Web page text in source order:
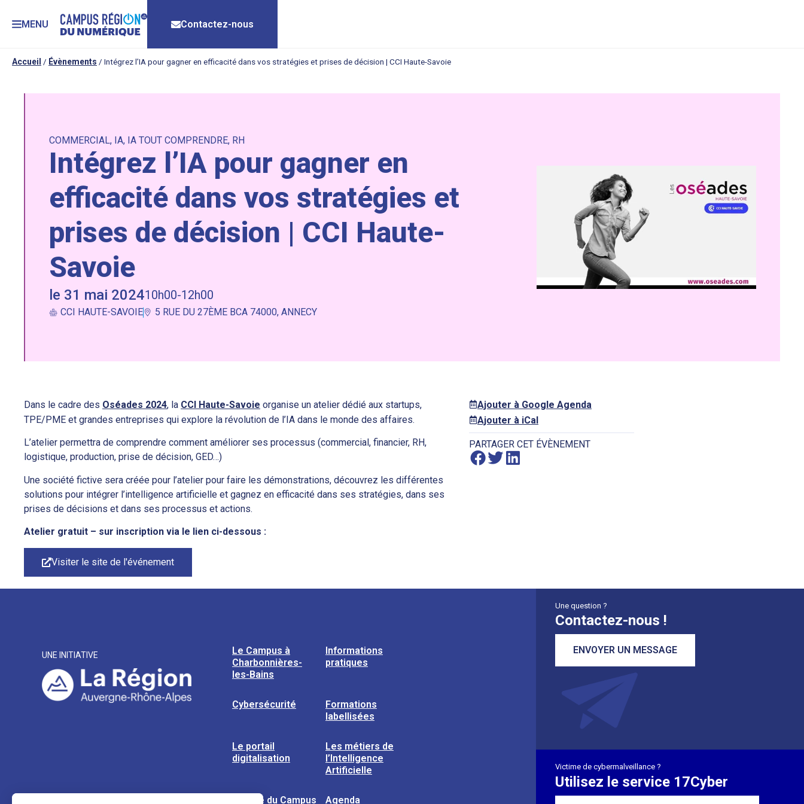
MENU Contactez-nous
Accueil / Évènements / Intégrez l’IA pour gagner en efficacité dans vos stratégies et prises de décision | CCI Haute-Savoie
COMMERCIAL, IA, IA TOUT COMPRENDRE, RH
Intégrez l’IA pour gagner en
efficacité dans vos stratégies et
prises de décision | CCI Haute-
Savoie
le 31 mai 202410h00-12h00
CCI HAUTE-SAVOIE 5 RUE DU 27ÈME BCA 74000, ANNECY
Dans le cadre des Oséades 2024, la CCI Haute-Savoie organise un atelier dédié aux startups,
TPE/PME et grandes entreprises qui explore la révolution de l’IA dans le monde des affaires.
L’atelier permettra de comprendre comment améliorer ses processus (commercial, financier, RH,
logistique, production, prise de décision, GED…)
Une société fictive sera créée pour l’atelier pour faire les démonstrations, découvrez les différentes
solutions pour intégrer l’intelligence artificielle et gagnez en efficacité dans ses stratégies, dans ses
prises de décisions et dans ses processus et actions.
Atelier gratuit – sur inscription via le lien ci-dessous :
Visiter le site de l'événement
Ajouter à Google Agenda
Ajouter à iCal
PARTAGER CET ÉVÈNEMENT
UNE INITIATIVE
Le Campus à
Charbonnières-
les-Bains
Informations
pratiques
Cybersécurité
Formations
labellisées
Le portail
digitalisation
Les métiers de
l’Intelligence
Artificielle
L’usine du Campus Agenda
Une question ?
Contactez-nous !
ENVOYER UN MESSAGE
Victime de cybermalveillance ?
Utilisez le service 17Cyber